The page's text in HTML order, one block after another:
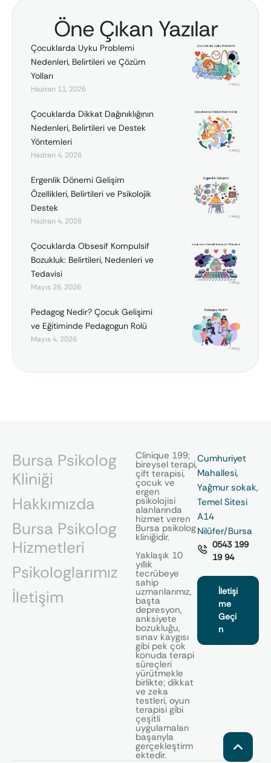
biyolojik bir alarm sistemidir. …
Öne Çıkan Yazılar
Çocuklarda Uyku Problemi
Nedenleri, Belirtileri ve Çözüm
Yolları
Haziran 11, 2026
Çocuklarda Dikkat Dağınıklığının
Nedenleri, Belirtileri ve Destek
Yöntemleri
Haziran 4, 2026
Ergenlik Dönemi Gelişim
Özellikleri, Belirtileri ve Psikolojik
Destek
Haziran 4, 2026
Çocuklarda Obsesif Kompulsif
Bozukluk: Belirtileri, Nedenleri ve
Tedavisi
Mayıs 26, 2026
Pedagog Nedir? Çocuk Gelişimi
ve Eğitiminde Pedagogun Rolü
Mayıs 4, 2026
Bursa Psikolog
Kliniği
Hakkımızda
Bursa Psikolog
Hizmetleri
Psikologlarımız
İletişim
Clinique 199;
bireysel terapi,
çift terapisi,
çocuk ve
ergen
psikolojisi
alanlarında
hizmet veren
Bursa psikolog
kliniğidir.
Yaklaşık 10
yıllık
tecrübeye
sahip
uzmanlarımız,
başta
depresyon,
anksiyete
bozukluğu,
sınav kaygısı
gibi pek çok
konuda terapi
süreçleri
yürütmekle
birlikte; dikkat
ve zeka
testleri, oyun
terapisi gibi
çeşitli
uygulamaları
başarıyla
gerçekleştirm
ektedir.
Cumhuriyet
Mahallesi,
Yağmur sokak,
Temel Sitesi
A14
Nilüfer/Bursa
0543 199
19 94
İletişi
me
Geçi
n